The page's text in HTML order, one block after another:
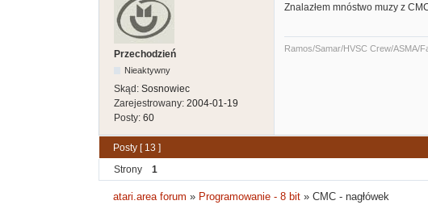
Przechodzień
Nieaktywny
Skąd: Sosnowiec
Zarejestrowany: 2004-01-19
Posty: 60
Znalazłem mnóstwo muzy z
Ramos/Samar/HVSC Crew/ASMA/
Posty [ 13 ]
Strony
1
atari.area forum » Programowanie - 8 bit »CMC - nagłówek